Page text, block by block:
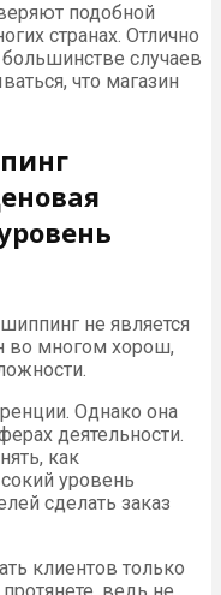
подобной
странах. Отлично
случаев
что магазин
не является
во многом хорош,
Однако она
деятельности.
как
уровень
сделать заказ
клиентов только